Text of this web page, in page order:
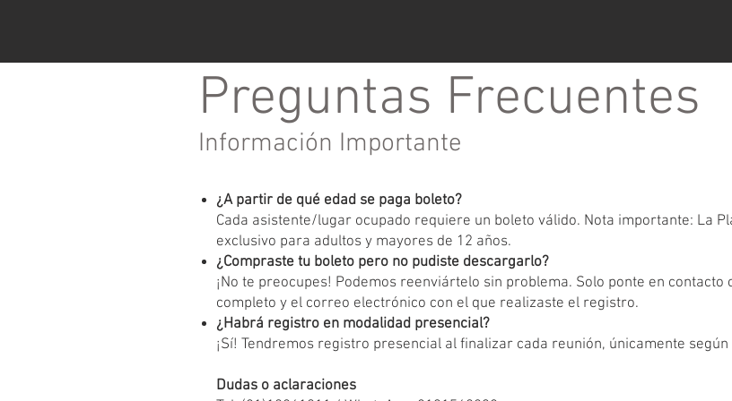
Preguntas Frecuentes
Información Importante
¿A partir de qué edad se paga boleto?
Cada asistente/lugar ocupado requiere un boleto válido. Nota importante: La
exclusivo para adultos y mayores de 12 años.
¿Compraste tu boleto pero no pudiste descargarlo?
¡No te preocupes! Podemos reenviártelo sin problema. Solo ponte en
completo y el correo electrónico con el que realizaste el registro.
¿Habrá registro en modalidad presencial?
¡Sí! Tendremos registro presencial al finalizar cada reunión, únicamente
Dudas o aclaraciones